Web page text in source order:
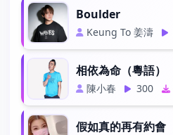
Boulder
Keung To 姜濤
相依為命（粵語）
陳小春 300
假如真的再有約會